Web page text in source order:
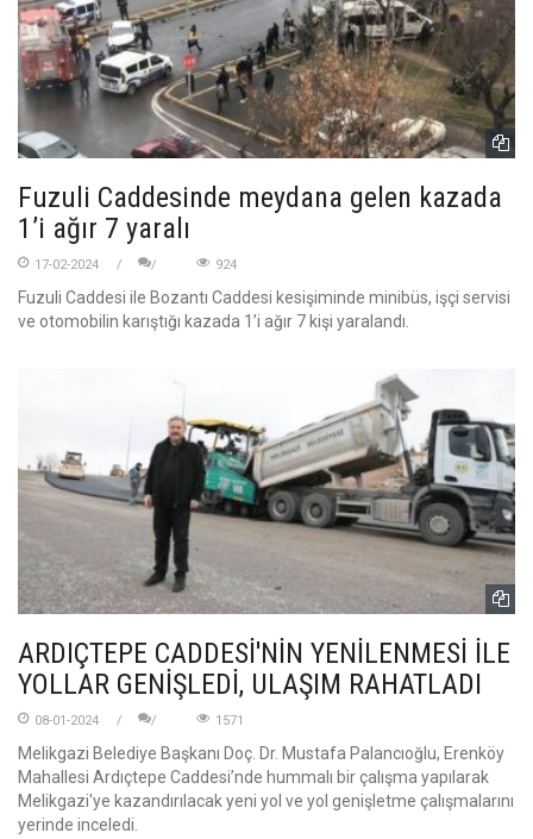
Fuzuli Caddesinde meydana gelen kazada
1’i ağır 7 yaralı
17-02-2024 924
Fuzuli Caddesi ile Bozantı Caddesi kesişiminde minibüs, işçi servisi
ve otomobilin karıştığı kazada 1’i ağır 7 kişi yaralandı.
ARDIÇTEPE CADDESİ'NİN YENİLENMESİ İLE
YOLLAR GENİŞLEDİ, ULAŞIM RAHATLADI
08-01-2024 1571
Melikgazi Belediye Başkanı Doç. Dr. Mustafa Palancıoğlu, Erenköy
Mahallesi Ardıçtepe Caddesi’nde hummalı bir çalışma yapılarak
Melikgazi'ye kazandırılacak yeni yol ve yol genişletme çalışmalarını
yerinde inceledi.